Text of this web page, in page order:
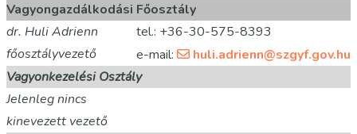
Vagyongazdálkodási Főosztály
dr. Huli Adrienn
főosztályvezető
tel.: +36-30-575-8393
e-mail:
huli.adrienn@szgyf.gov.hu
Vagyonkezelési Osztály
Jelenleg nincs
kinevezett vezető